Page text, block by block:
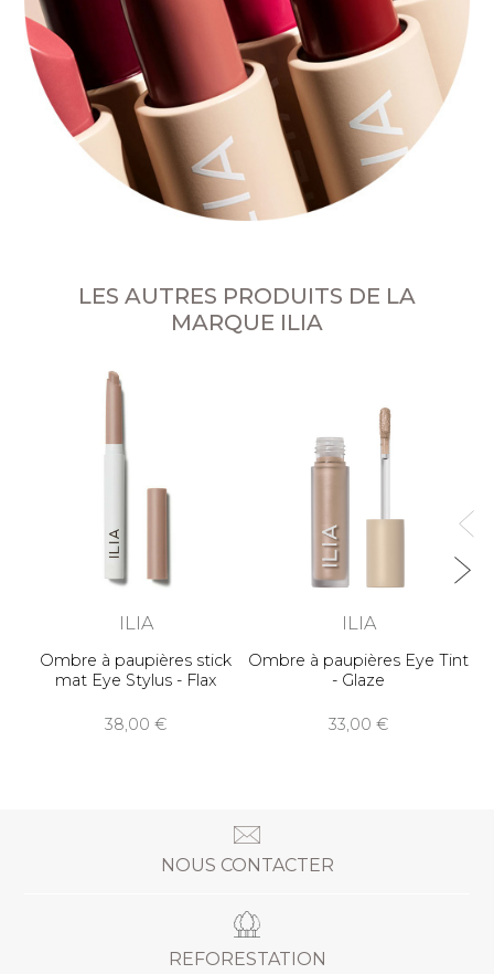
LES AUTRES PRODUITS DE LA
MARQUE ILIA
ILIA
Ombre à paupières stick
mat Eye Stylus - Flax
38,00
ILIA
Ombre à paupières Eye Tint
- Glaze
33,00
NOUS CONTACTER
REFORESTATION